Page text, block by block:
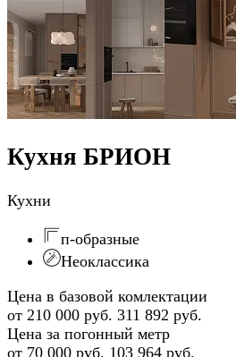
Кухня БРИОН
Кухни
п-образные
Неоклассика
Цена в базовой комлектации
от 210 000 руб. 311 892 руб.
Цена за погонный метр
от 70 000 руб. 103 964 руб.